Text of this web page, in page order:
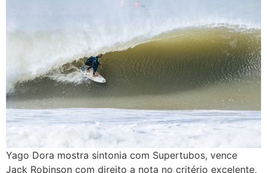
Yago Dora mostra sintonia com Supertubos, vence
Jack Robinson com direito a nota no critério excelente,